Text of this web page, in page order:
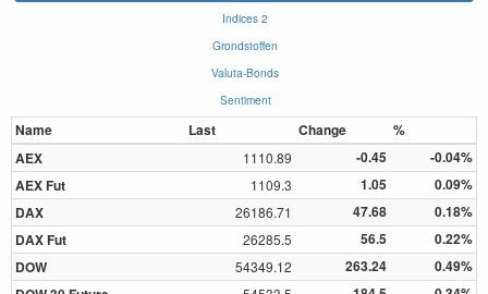
Indices 2
Grondstoffen
Valuta-Bonds
Sentiment
Name Last Change
%
AEX
1110.89 -0.45
-0.04%
AEX Fut
1109.3 1.05
0.09%
DAX
26186.71 47.68
0.18%
DAX Fut
26285.5 56.5
0.22%
DOW
54349.12 263.24
0.49%